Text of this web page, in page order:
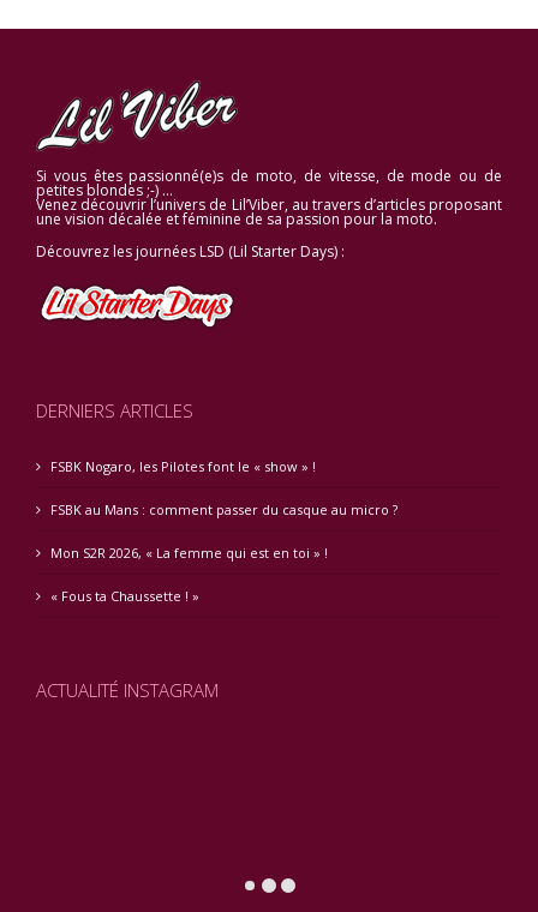
Si vous êtes passionné(e)s de moto, de vitesse, de mode ou de
petites blondes ;-) …
Venez découvrir l’univers de Lil’Viber, au travers d’articles proposant
une vision décalée et féminine de sa passion pour la moto.
Découvrez les journées LSD (Lil Starter Days) :
DERNIERS ARTICLES
FSBK Nogaro, les Pilotes font le « show » !
FSBK au Mans : comment passer du casque au micro ?
Mon S2R 2026, « La femme qui est en toi » !
« Fous ta Chaussette ! »
ACTUALITÉ INSTAGRAM